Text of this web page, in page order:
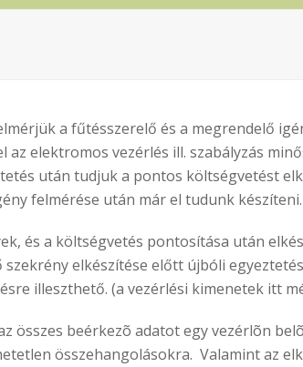
a fűtésszerelő és a megrendelő
az elektromos vezérlés ill. szabályzás
után tudjuk a pontos költségvetést
felmérése után már el tudunk készíteni.
és a költségvetés pontosítása után
elkészítése előtt újbóli
illeszthető. (a vezérlési kimenetek itt
összes beérkezõ adatot egy vezérlõn
összehangolásokra. Valamint az